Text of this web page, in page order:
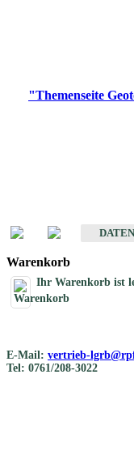
"Themenseite
DATEN
Warenkorb
Ihr Warenkorb ist
E-Mail: vertrieb-
Tel: 0761/208-3022